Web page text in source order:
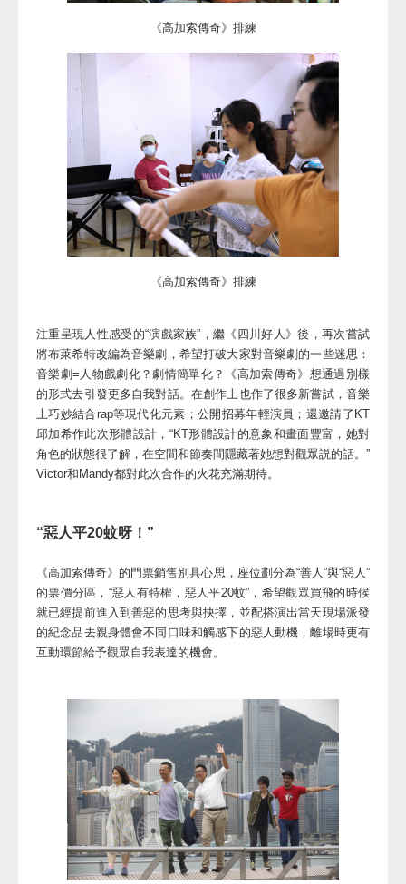
《高加索傳奇》排練
《高加索傳奇》排練
注重呈現人性感受的“演戲家族”，繼《四川好人》後，再次嘗試
將布萊希特改編為音樂劇，希望打破大家對音樂劇的一些迷思：
音樂劇=人物戲劇化？劇情簡單化？《高加索傳奇》想通過別樣
的形式去引發更多自我對話。在創作上也作了很多新嘗試，音樂
上巧妙結合rap等現代化元素；公開招募年輕演員；還邀請了KT
邱加希作此次形體設計，“KT形體設計的意象和畫面豐富，她對
角色的狀態很了解，在空間和節奏間隱藏著她想對觀眾説的話。”
Victor和Mandy都對此次合作的火花充滿期待。
“惡人平20蚊呀！”
《高加索傳奇》的門票銷售別具心思，座位劃分為“善人”與“惡人”
的票價分區，“惡人有特權，惡人平20蚊”，希望觀眾買飛的時候
就已經提前進入到善惡的思考與抉擇，並配搭演出當天現場派發
的紀念品去親身體會不同口味和觸感下的惡人動機，離場時更有
互動環節給予觀眾自我表達的機會。